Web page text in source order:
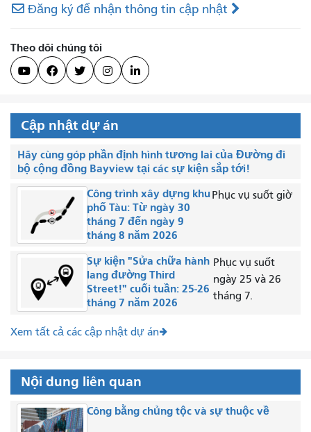
Đăng ký để nhận thông tin cập nhật
Theo dõi chúng tôi
    
Cập nhật dự án
Hãy cùng góp phần định hình tương lai của Đường đi
bộ cộng đồng Bayview tại các sự kiện sắp tới!
Công trình xây dựng khu
phố Tàu: Từ ngày 30
tháng 7 đến ngày 9
tháng 8 năm 2026
Phục vụ suốt giờ
Sự kiện "Sửa chữa hành
lang đường Third
Street!" cuối tuần: 25-26
tháng 7 năm 2026
Phục vụ suốt
ngày 25 và 26
tháng 7.
Xem tất cả các cập nhật dự án
Nội dung liên quan
Công bằng chủng tộc và sự thuộc về